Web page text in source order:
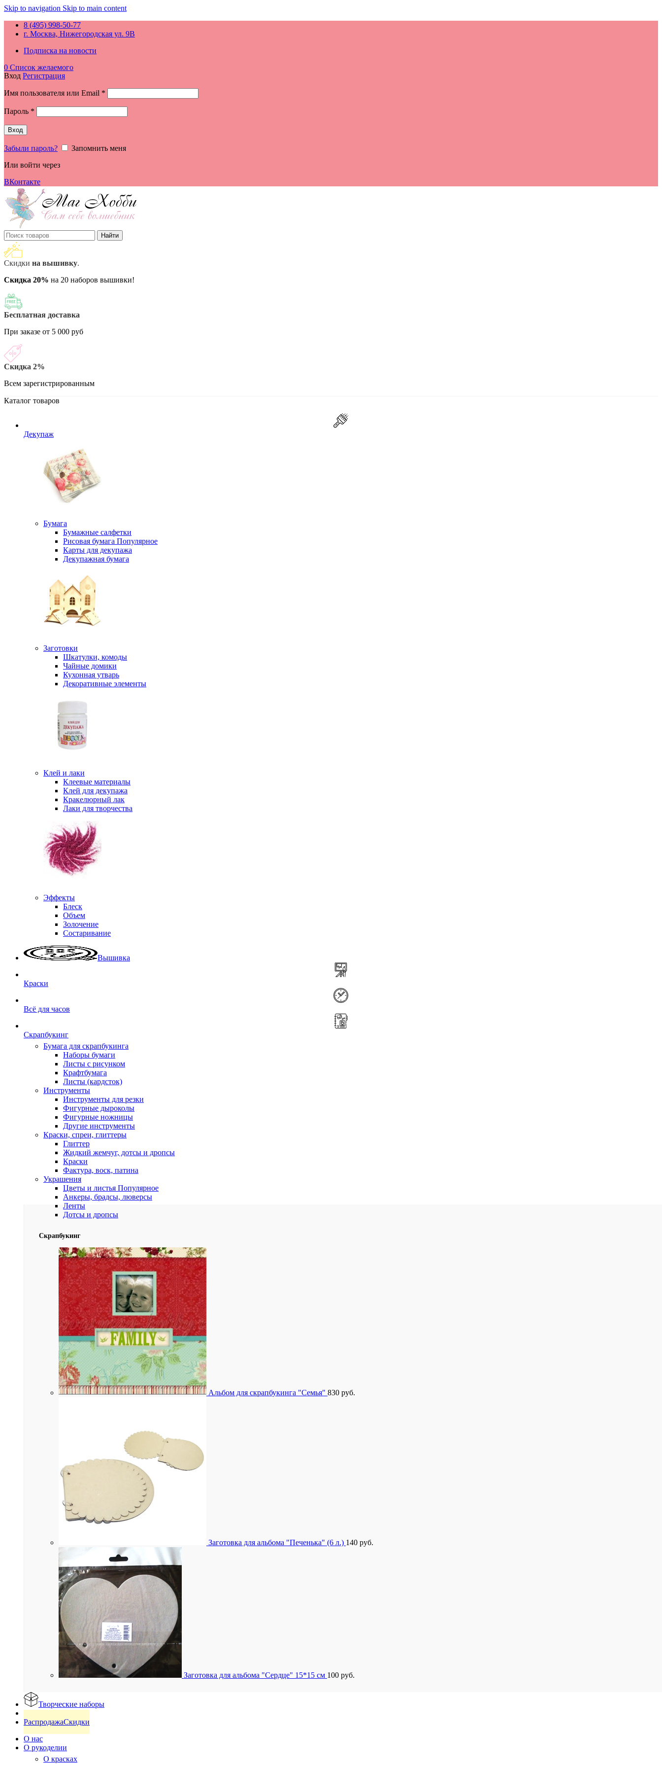
Skip to navigation Skip to main content
8 (495) 998-50-77
г. Москва, Нижегородская ул. 9В
Подписка на новости
0 Список желаемого
Вход Регистрация
Имя пользователя или Email *
Пароль *
Вход
Забыли пароль?
Запомнить меня
Или войти через
ВКонтакте
Найти
Скидки на вышивку.
Скидка 20% на 20 наборов вышивки!
Бесплатная доставка
При заказе от 5 000 руб
Скидка 2%
Всем зарегистрированным
Каталог товаров
Декупаж
Бумага
Бумажные салфетки
Рисовая бумага Популярное
Карты для декупажа
Декупажная бумага
Заготовки
Шкатулки, комоды
Чайные домики
Кухонная утварь
Декоративные элементы
Клей и лаки
Клеевые материалы
Клей для декупажа
Кракелюрный лак
Лаки для творчества
Эффекты
Блеск
Объем
Золочение
Состаривание
Вышивка
Краски
Всё для часов
Скрапбукинг
Бумага для скрапбукинга
Наборы бумаги
Листы с рисунком
Крафтбумага
Листы (кардсток)
Инструменты
Инструменты для резки
Фигурные дыроколы
Фигурные ножницы
Другие инструменты
Краски, спреи, глиттеры
Глиттер
Жидкий жемчуг, дотсы и дропсы
Краски
Фактура, воск, патина
Украшения
Цветы и листья Популярное
Анкеры, брадсы, люверсы
Ленты
Дотсы и дропсы
Скрапбукинг
Альбом для скрапбукинга "Семья" 830 руб.
Заготовка для альбома "Печенька" (6 л.) 140 руб.
Заготовка для альбома "Сердце" 15*15 см 100 руб.
Творческие наборы
РаспродажаСкидки
О нас
О рукоделии
О красках